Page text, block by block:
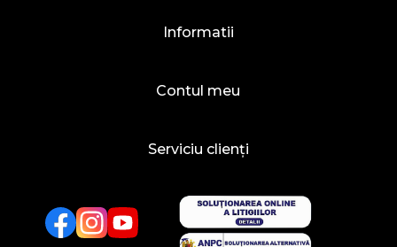
Informatii
Contul meu
Serviciu clienți
FacebookTwitterYouTube